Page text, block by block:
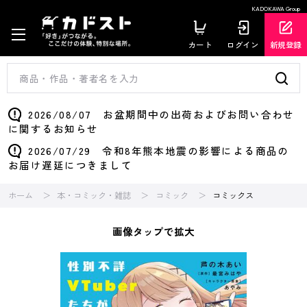
KADOKAWA Group
カート ログイン 新規登録
2026/08/07 お盆期間中の出荷およびお問い合わせ
に関するお知らせ
2026/07/29 令和8年熊本地震の影響による商品の
お届け遅延につきまして
ホーム 本・コミック・雑誌 コミック コミックス
画像タップで拡大